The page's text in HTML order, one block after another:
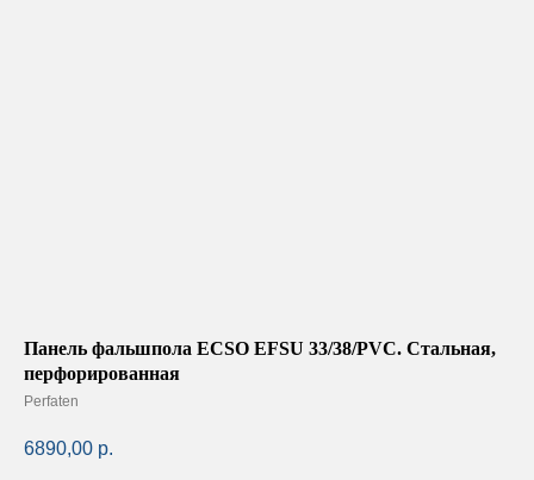
Панель фальшпола ECSO EFSU 33/38/PVC. Стальная,
перфорированная
Perfaten
6890,00 р.